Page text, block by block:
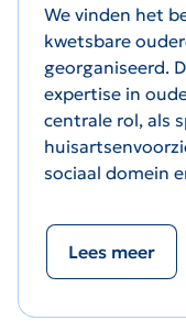
We vinden het
kwetsbare
georganiseerd.
expertise in
centrale rol, als
sociaal domein
Lees meer